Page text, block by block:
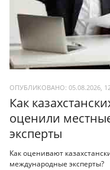
ОПУБЛИКОВАНО: 05.08.2026,
Как
оценили
эксперты
Как оценивают
международные эксперты?